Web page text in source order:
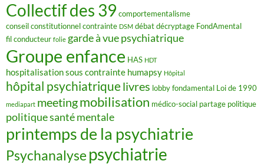
Collectif des 39 comportementalisme
conseil constitutionnelcontrainte DSM débatdécryptage FondAmental
fil conducteur folie garde à vue psychiatrique
Groupe enfance HAS HDT
hospitalisation sous contrainte humapsy Hôpital
hôpital psychiatriquelivres lobby fondamental Loi de 1990
mediapart meetingmobilisation médico-social partage politique
politique santé mentale
printemps de la psychiatrie
Psychanalyse psychiatrie